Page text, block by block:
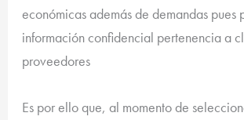
económicas además de demandas pues
información confidencial pertenencia a
proveedores
Es por ello que, al momento de